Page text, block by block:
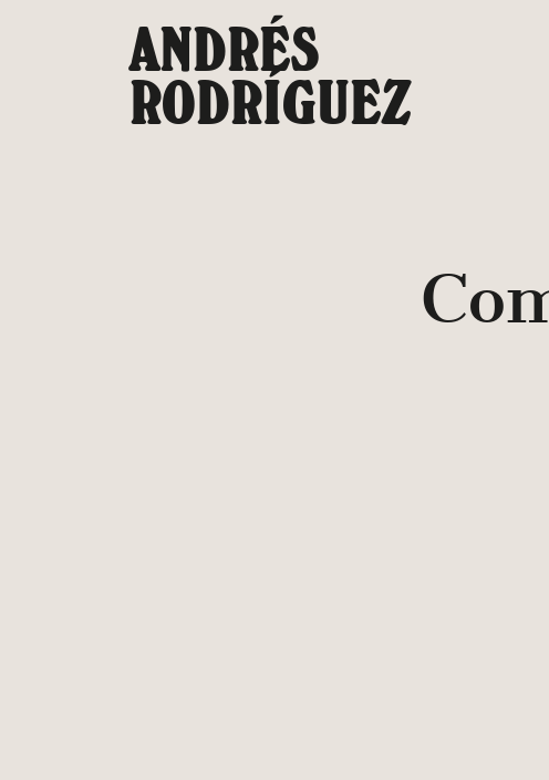
ANDRÉS
RODRÍGUEZ